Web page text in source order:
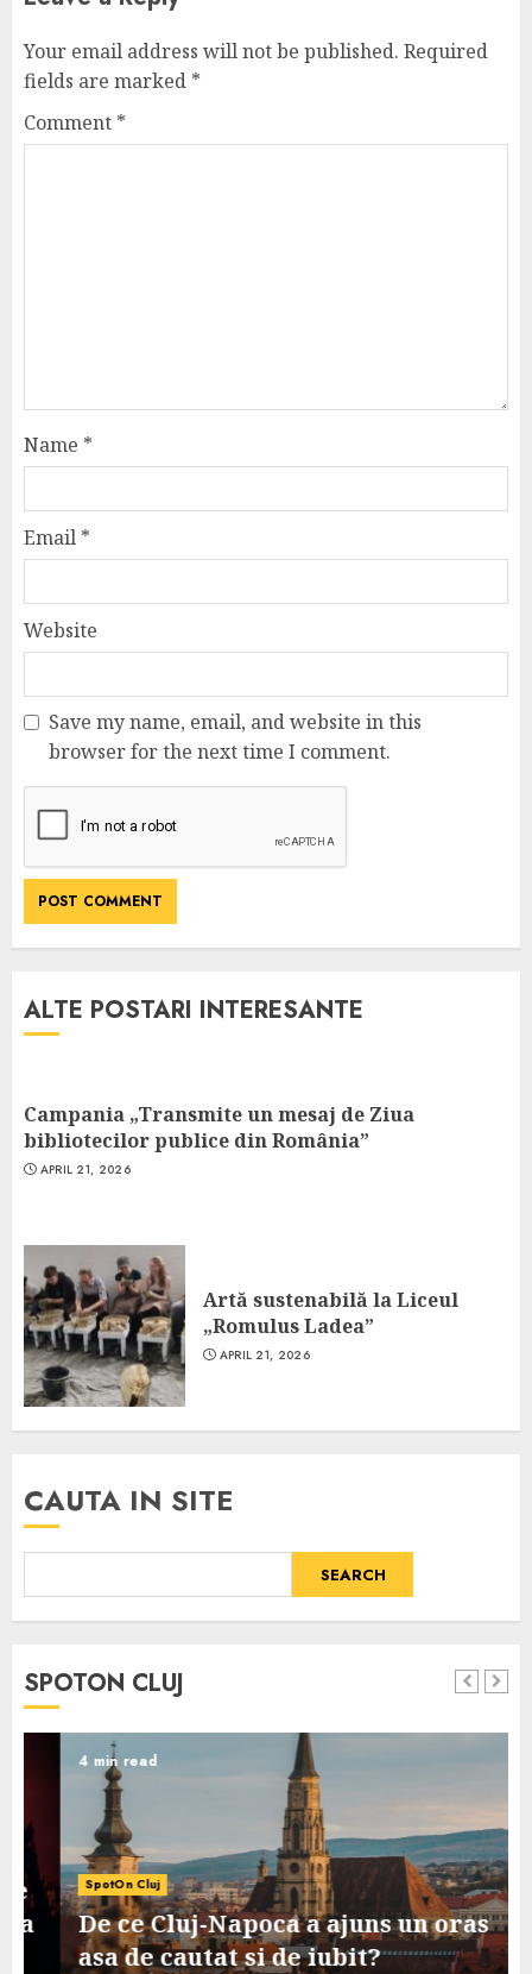
Your email address will not be published. Required
fields are marked *
Comment *
Name *
Email *
Website
Save my name, email, and website in this
browser for the next time I comment.
ALTE POSTARI INTERESANTE
Campania „Transmite un mesaj de Ziua
bibliotecilor publice din România”
APRIL 21, 2026
Artă sustenabilă la Liceul
„Romulus Ladea”
APRIL 21, 2026
CAUTA IN SITE
SEARCH
SPOTON CLUJ
4 min read
SpotOn Cluj
De ce Cluj-Napoca a ajuns un oras
asa de cautat si de iubit?